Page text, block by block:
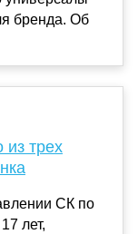
бренда. Об
из трех
СК по
лет,